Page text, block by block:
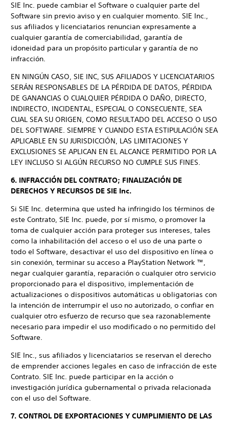
SIE Inc. puede cambiar el Software o cualquier parte del
Software sin previo aviso y en cualquier momento. SIE Inc.,
sus afiliados y licenciatarios renuncian expresamente a
cualquier garantía de comerciabilidad, garantía de
idoneidad para un propósito particular y garantía de no
infracción.
EN NINGÚN CASO, SIE INC, SUS AFILIADOS Y LICENCIATARIOS
SERÁN RESPONSABLES DE LA PÉRDIDA DE DATOS, PÉRDIDA
DE GANANCIAS O CUALQUIER PÉRDIDA O DAÑO, DIRECTO,
INDIRECTO, INCIDENTAL, ESPECIAL O CONSECUENTE, SEA
CUAL SEA SU ORIGEN, COMO RESULTADO DEL ACCESO O USO
DEL SOFTWARE. SIEMPRE Y CUANDO ESTA ESTIPULACIÓN SEA
APLICABLE EN SU JURISDICCIÓN, LAS LIMITACIONES Y
EXCLUSIONES SE APLICAN EN EL ALCANCE PERMITIDO POR LA
LEY INCLUSO SI ALGÚN RECURSO NO CUMPLE SUS FINES.
6. INFRACCIÓN DEL CONTRATO; FINALIZACIÓN DE
DERECHOS Y RECURSOS DE SIE Inc.
Si SIE Inc. determina que usted ha infringido los términos de
este Contrato, SIE Inc. puede, por sí mismo, o promover la
toma de cualquier acción para proteger sus intereses, tales
como la inhabilitación del acceso o el uso de una parte o
todo el Software, desactivar el uso del dispositivo en línea o
sin conexión, terminar su acceso a PlayStation Network ™,
negar cualquier garantía, reparación o cualquier otro servicio
proporcionado para el dispositivo, implementación de
actualizaciones o dispositivos automáticas u obligatorias con
la intención de interrumpir el uso no autorizado, o confiar en
cualquier otro esfuerzo de recurso que sea razonablemente
necesario para impedir el uso modificado o no permitido del
Software.
SIE Inc., sus afiliados y licenciatarios se reservan el derecho
de emprender acciones legales en caso de infracción de este
Contrato. SIE Inc. puede participar en la acción o
investigación jurídica gubernamental o privada relacionada
con el uso del Software.
7. CONTROL DE EXPORTACIONES Y CUMPLIMIENTO DE LAS